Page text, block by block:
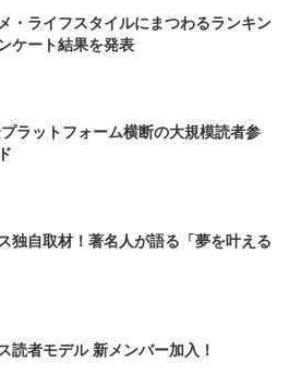
・ライフスタイルにまつわるランキン
ケート結果を発表
ラットフォーム横断の大規模読者参
独自取材！著名人が語る「夢を叶える
読者モデル 新メンバー加入！